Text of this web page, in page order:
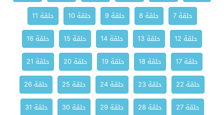
حلقة 7
حلقة 8 حلقة 9 حلقة 10
حلقة 11
حلقة 12
حلقة 13 حلقة 14 حلقة 15
حلقة 16
حلقة 17
حلقة 18 حلقة 19 حلقة 20
حلقة 21
حلقة 22
حلقة 23 حلقة 24 حلقة 25
حلقة 26
حلقة 27
حلقة 28 حلقة 29 حلقة 30
حلقة 31